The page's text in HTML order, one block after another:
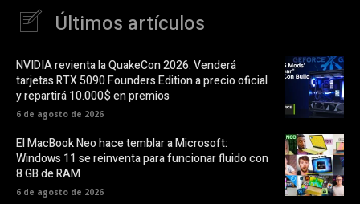
Últimos artículos
NVIDIA revienta la QuakeCon 2026: Venderá
tarjetas RTX 5090 Founders Edition a precio oficial
y repartirá 10.000$ en premios
6 de agosto de 2026
El MacBook Neo hace temblar a Microsoft:
Windows 11 se reinventa para funcionar fluido con
8 GB de RAM
6 de agosto de 2026